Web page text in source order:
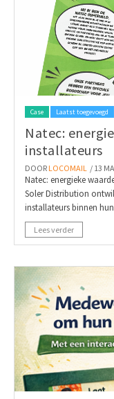
Case Laatst toegevoegd
Natec:
installateurs
DOOR LOCOMAIL / 13
Natec: energieke
Soler Distribution
installateurs binnen
Lees verder